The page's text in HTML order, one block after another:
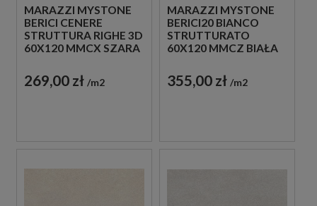
MARAZZI MYSTONE
BERICI CENERE
STRUTTURA RIGHE 3D
60X120 MMCX SZARA
STRUKTURALNA
IMITUJĄCA KAMIEŃ
269,00 zł m2
MARAZZI MYSTONE
BERICI20 BIANCO
STRUTTURATO
60X120 MMCZ BIAŁA
20 MM
355,00 zł m2